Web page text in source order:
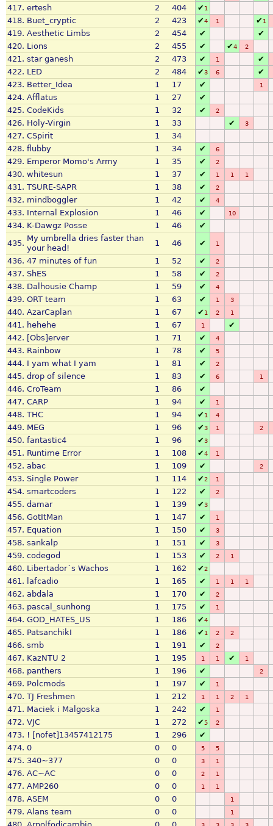
417. ertesh 2 404 ✔1
418. Buet_cryptic 2 423 ✔4 1 ✔1
419. Aesthetic Limbs 2 454 ✔
✔
420. Lions 2 455 ✔ ✔4 2
421. star ganesh 2 473 ✔ 1
✔
422. LED 2 484 ✔3 6
✔
423. Better_Idea 1 17 ✔ 1
424. Afflatus 1 27
✔
425. CodeKids 1 32 ✔ 2
426. Holy-Virgin 1 33 ✔ 3
427. CSpirit 1
34
428. flubby 1 34 ✔ 6
429. Emperor Momo's Army 1 35 ✔ 2
430. whitesun 1 37 ✔ 1 1 1
431. TSURE-SAPR 1 38 ✔ 2
432. mindboggler 1 42 ✔ 4
433. Internal Explosion 1 46 ✔ 10
434. K-Dawgz Posse 1 46
✔
435.
My umbrella dries faster than
your head!
1 46 ✔ 1
436. 47 minutes of fun 1 52 ✔ 2
437. ShES 1 58 ✔ 2
438. Dalhousie Champ 1 59 ✔ 4
439. ORT team 1 63 ✔ 1 3
440. AzarCaplan 1 67 ✔1 2 1
441. hehehe 1 67 1
✔
442. [Obs]erver 1 71 ✔ 4
443. Rainbow 1 78 ✔ 5
444. I yam what I yam 1 81 ✔ 2
445. drop of silence 1 83 ✔ 6 1
446. CroTeam 1 86
✔
447. CARP 1 94 ✔ 1
448. THC 1 94 ✔1 4
449. MEG 1 96 ✔3 1 2
450. fantastic4 1 96 ✔3
451. Runtime Error 1 108 ✔4 1
452. abac 1 109 ✔ 2
453. Single Power 1 114 ✔2 1
454. smartcoders 1 122 ✔ 2
455. damar 1 139 ✔3
456. GotItMan 1 147 ✔ 1
457. Equation 1 150 ✔ 3
458. sankalp 1 151 ✔ 3
459. codegod 1 153 ✔ 2 1
460. Libertador´s Wachos 1 162 ✔2
461. lafcadio 1 165 ✔ 1 1 1
462. abdala 1 170 ✔ 2
463. pascal_sunhong 1 175 ✔ 1
464. GOD_HATES_US 1 186 ✔4
465. PatsanchikI 1 186 ✔1 2 2
466. smb 1 191 ✔ 2
467. KazNTU 2 1 195 1 1 ✔ 1
468. panthers 1 196 ✔ 2
469. Polcmods 1 197 ✔ 1
470. TJ Freshmen 1 212 1 1 2 1
471. Maciek i Malgoska 1 242 ✔ 1
472. VJC 1 272 ✔5 2
473. ! [nofet]13457412175 1 296
✔
474. 0 0 0 5 5
475. 340~377 0 0 3 1
476. AC~AC 0 0 2 1
477. AMP260 0 0 1 1
478. ASEM 0 0 1
479. Alans team 0 0 1